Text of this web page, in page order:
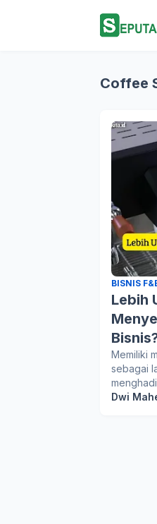
Coffee
BISNIS
Lebih
Memiliki
sebagai
Dwi